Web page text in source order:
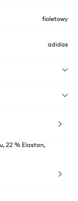
fioletowy
adidas
22 % Elastan,